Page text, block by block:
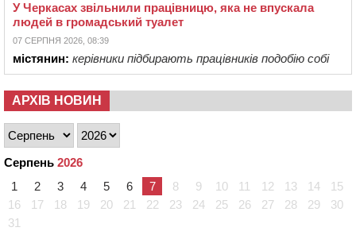
У Черкасах звільнили працівницю, яка не впускала
людей в громадський туалет
07 СЕРПНЯ 2026, 08:39
містянин: керівники підбирають працівників подобію собі
АРХІВ НОВИН
Серпень 2026
1
2 3 4 5 6 7 8 9 10 11 12 13 14
15
16
17 18 19 20 21 22 23 24 25 26 27 28 29
30
31